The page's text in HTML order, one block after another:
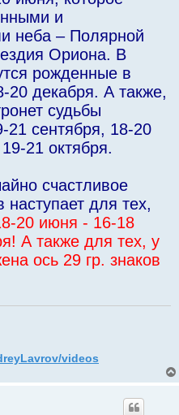
и
неба – Полярной
Ориона. В
рожденные в
20 декабря. А также,
судьбы
сентября, 18-20
21 октября.
счастливое
наступает для тех,
20 июня - 16-18
А также для тех, у
ось 29 гр. знаков
videos